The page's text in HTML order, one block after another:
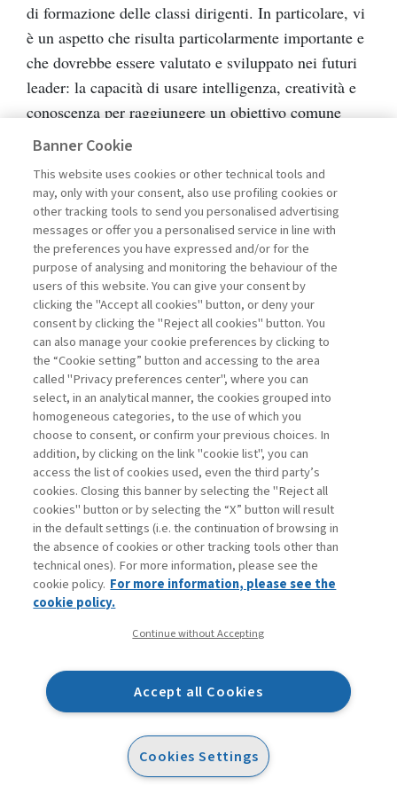
di formazione delle classi dirigenti. In particolare, vi
è un aspetto che risulta particolarmente importante e
che dovrebbe essere valutato e sviluppato nei futuri
leader: la capacità di usare intelligenza, creatività e
conoscenza per raggiungere un obiettivo comune
bilanciando gli interessi personali, interpersonali ed
adattandosi all’ambiente in cui agisce e plasmandolo
per renderlo più favorevole al risultato che si vuole
ottenere.
Forse sorprenderà sapere che questa abilità
rappresenta la definizione accademica più accreditata
del concetto di saggezza, che può essere considerata
come l’arte del bilanciamento tratrade-offin vista di
un bene comune[8].
La leadership in contesti complessi deve pertanto
essere«wise leadership». Esercitarla significa
sviluppare consapevolezza di sé (dei propri limiti e
delle proprie conoscenze) e del contesto in cui si
opera; ma anche saper interpretare la realtà,
osservandola da molteplici punti di vista e
minimizzando gli effetti negativi delle nostre azioni
sul sistema. In sintesi, leadership significa soprattutto
«pensare bene» e «agire per il bene comune».
La wise leadership si fonda su quattro abilitatori che
ne favoriscono l’adozione. Con il termine
«abilitatore» intendiamo un set di competenze,
attitudini, tratti e orientamenti valoriali che,
combinati tra loro, favoriscono l’emergere di un
Banner Cookie
This website uses cookies or other technical tools and
may, only with your consent, also use profiling cookies or
other tracking tools to send you personalised advertising
messages or offer you a personalised service in line with
the preferences you have expressed and/or for the
purpose of analysing and monitoring the behaviour of the
users of this website. You can give your consent by
clicking the "Accept all cookies" button, or deny your
consent by clicking the "Reject all cookies" button. You
can also manage your cookie preferences by clicking to
the “Cookie setting” button and accessing to the area
called "Privacy preferences center", where you can
select, in an analytical manner, the cookies grouped into
homogeneous categories, to the use of which you
choose to consent, or confirm your previous choices. In
addition, by clicking on the link "cookie list", you can
access the list of cookies used, even the third party’s
cookies. Closing this banner by selecting the "Reject all
cookies" button or by selecting the “X” button will result
in the default settings (i.e. the continuation of browsing in
the absence of cookies or other tracking tools other than
technical ones). For more information, please see the
cookie policy. For more information, please see the
cookie policy.
Continue without Accepting
Accept all Cookies
Cookies Settings